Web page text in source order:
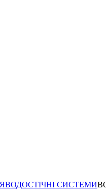
ВОДОСТІЧНІ СИСТЕМИ